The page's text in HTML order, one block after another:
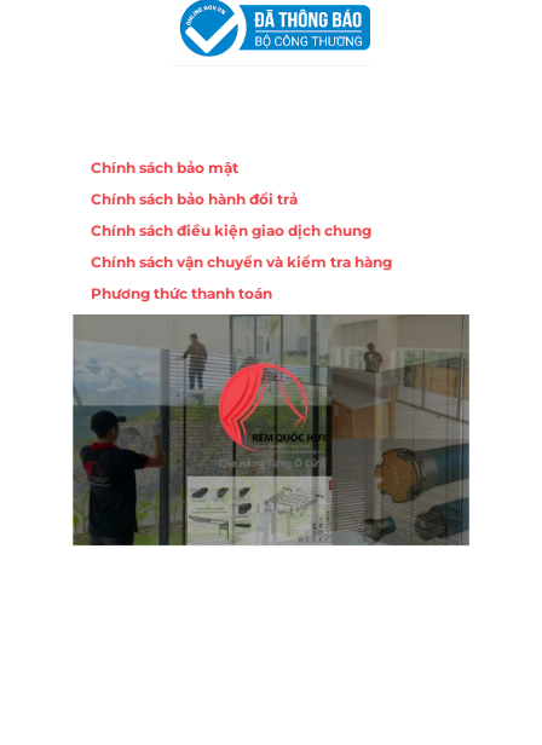
Chính sách bảo mật
Chính sách bảo hành đổi trả
Chính sách điều kiện giao dịch chung
Chính sách vận chuyển và kiểm tra hàng
Phương thức thanh toán